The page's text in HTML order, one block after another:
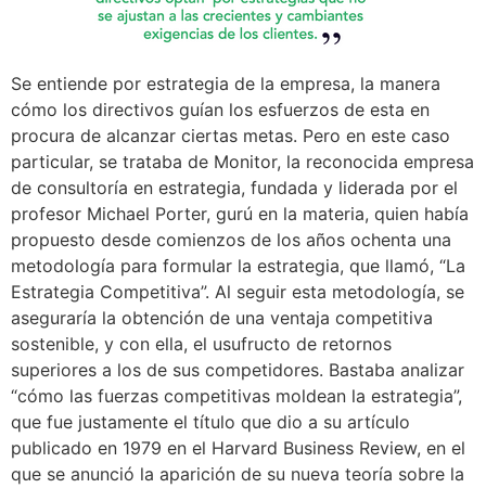
Se entiende por estrategia de la empresa, la manera
cómo los directivos guían los esfuerzos de esta en
procura de alcanzar ciertas metas. Pero en este caso
particular, se trataba de Monitor, la reconocida empresa
de consultoría en estrategia, fundada y liderada por el
profesor Michael Porter, gurú en la materia, quien había
propuesto desde comienzos de los años ochenta una
metodología para formular la estrategia, que llamó, “La
Estrategia Competitiva”. Al seguir esta metodología, se
aseguraría la obtención de una ventaja competitiva
sostenible, y con ella, el usufructo de retornos
superiores a los de sus competidores. Bastaba analizar
“cómo las fuerzas competitivas moldean la estrategia”,
que fue justamente el título que dio a su artículo
publicado en 1979 en el Harvard Business Review, en el
que se anunció la aparición de su nueva teoría sobre la